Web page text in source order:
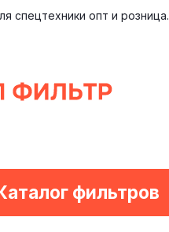
фильтров
спецтехники опт и розница.